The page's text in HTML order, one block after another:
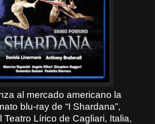
al mercado americano la
blu-ray de “I Shardana”,
Teatro Lírico de Cagliari, Italia,